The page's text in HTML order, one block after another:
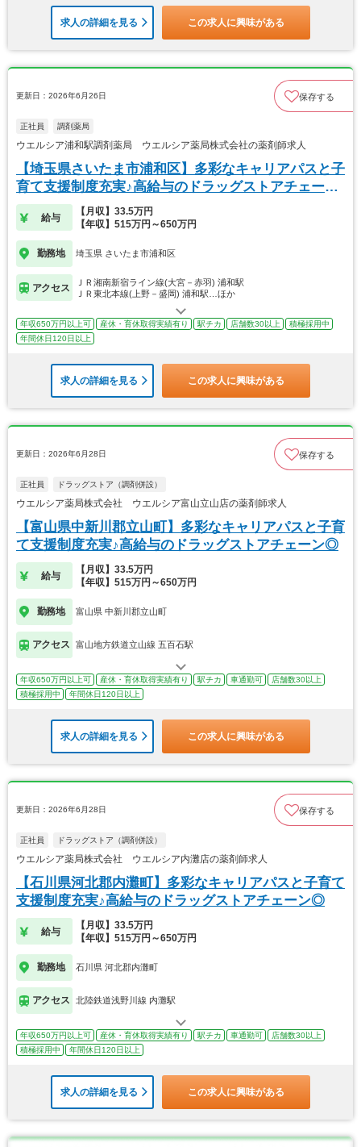
求人の詳細を見る この求人に興味がある
更新日：2026年6月26日 保存する
正社員 調剤薬局
ウエルシア浦和駅調剤薬局 ウエルシア薬局株式会社の薬剤師求人
【埼玉県さいたま市浦和区】多彩なキャリアパスと子
育て支援制度充実♪高給与のドラッグストアチェーン
◎
給与
【月収】33.5万円
【年収】515万円～650万円
勤務地 埼玉県 さいたま市浦和区
アクセス
ＪＲ湘南新宿ライン線(大宮－赤羽) 浦和駅
ＪＲ東北本線(上野－盛岡) 浦和駅…ほか
年収650万円以上可 産休・育休取得実績有り 駅チカ 店舗数30以上
積極採用中
年間休日120日以上
求人の詳細を見る この求人に興味がある
更新日：2026年6月28日 保存する
正社員 ドラッグストア（調剤併設）
ウエルシア薬局株式会社 ウエルシア富山立山店の薬剤師求人
【富山県中新川郡立山町】多彩なキャリアパスと子育
て支援制度充実♪高給与のドラッグストアチェーン◎
給与
【月収】33.5万円
【年収】515万円～650万円
勤務地 富山県 中新川郡立山町
アクセス 富山地方鉄道立山線 五百石駅
年収650万円以上可 産休・育休取得実績有り 駅チカ 車通勤可
店舗数30以上
積極採用中
年間休日120日以上
求人の詳細を見る この求人に興味がある
更新日：2026年6月28日 保存する
正社員 ドラッグストア（調剤併設）
ウエルシア薬局株式会社 ウエルシア内灘店の薬剤師求人
【石川県河北郡内灘町】多彩なキャリアパスと子育て
支援制度充実♪高給与のドラッグストアチェーン◎
給与
【月収】33.5万円
【年収】515万円～650万円
勤務地 石川県 河北郡内灘町
アクセス 北陸鉄道浅野川線 内灘駅
年収650万円以上可 産休・育休取得実績有り 駅チカ 車通勤可
店舗数30以上
積極採用中
年間休日120日以上
求人の詳細を見る この求人に興味がある